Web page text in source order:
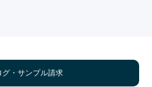
グ・サンプル請求